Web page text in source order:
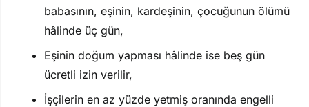
babasının, eşinin, kardeşinin, çocuğunun ölümü
hâlinde üç gün,
Eşinin doğum yapması hâlinde ise beş gün
ücretli izin verilir,
İşçilerin en az yüzde yetmiş oranında engelli